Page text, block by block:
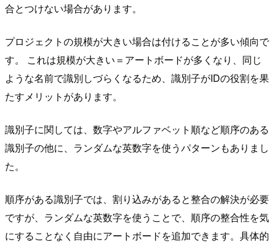
合とつけない場合があります。
プロジェクトの規模が大きい場合は付けることが多い傾向で
す。 これは規模が大きい＝アートボードが多くなり、同じ
ような名前で識別しづらくなるため、識別子がIDの役割を果
たすメリットがあります。
識別子に関しては、数字やアルファベット順など順序のある
識別子の他に、ランダムな英数字を使うパターンもありまし
た。
順序がある識別子では、割り込みがあると整合の解決が必要
ですが、ランダムな英数字を使うことで、順序の整合性を気
にすることなく自由にアートボードを追加できます。具体的